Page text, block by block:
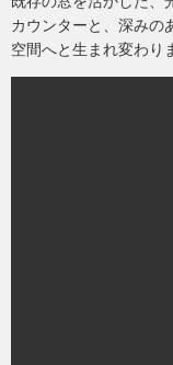
カウンターと、深みの
空間へと生まれ変わり